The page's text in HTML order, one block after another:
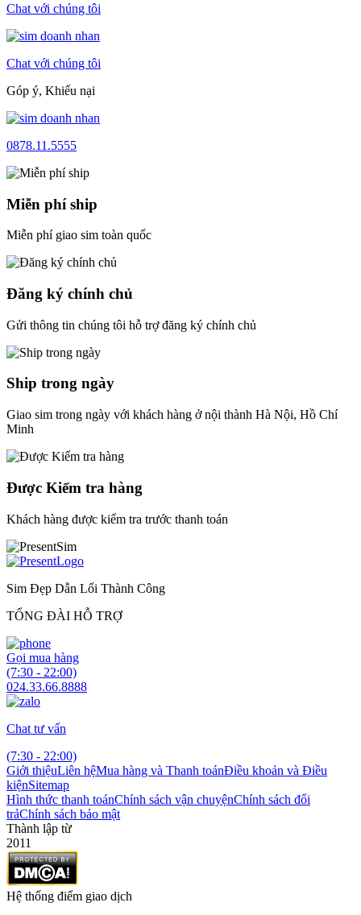
Chat với chúng tôi
Chat với chúng tôi
Góp ý, Khiếu nại
0878.11.5555
Miễn phí ship
Miễn phí giao sim toàn quốc
Đăng ký chính chủ
Gửi thông tin chúng tôi hỗ trợ đăng ký chính chủ
Ship trong ngày
Giao sim trong ngày với khách hàng ở nội thành Hà Nội, Hồ Chí
Minh
Được Kiểm tra hàng
Khách hàng được kiểm tra trước thanh toán
Sim Đẹp Dẫn Lối Thành Công
TỔNG ĐÀI HỖ TRỢ
Gọi mua hàng
(7:30 - 22:00)
024.33.66.8888
Chat tư vấn
(7:30 - 22:00)
Giới thiệuLiên hệMua hàng và Thanh toánĐiều khoản và Điều
kiệnSitemap
Hình thức thanh toánChính sách vận chuyệnChính sách đổi
trảChính sách bảo mật
Thành lập từ
2011
Hệ thống điểm giao dịch